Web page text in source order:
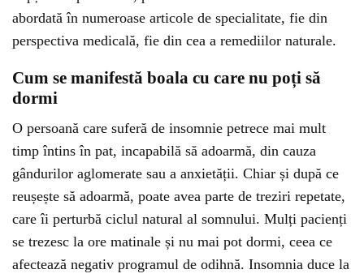
abordată în numeroase articole de specialitate, fie din
perspectiva medicală, fie din cea a remediilor naturale.
Cum se manifestă boala cu care nu poți să
dormi
O persoană care suferă de insomnie petrece mai mult
timp întins în pat, incapabilă să adoarmă, din cauza
gândurilor aglomerate sau a anxietății. Chiar și după ce
reușește să adoarmă, poate avea parte de treziri repetate,
care îi perturbă ciclul natural al somnului. Mulți pacienți
se trezesc la ore matinale și nu mai pot dormi, ceea ce
afectează negativ programul de odihnă. Insomnia duce la